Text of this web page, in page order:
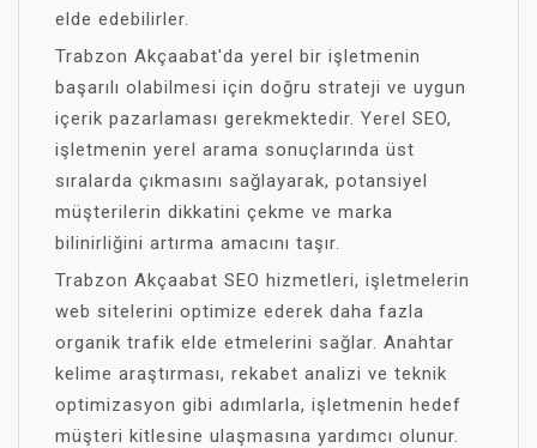
elde edebilirler.
Trabzon Akçaabat'da yerel bir işletmenin
başarılı olabilmesi için doğru strateji ve uygun
içerik pazarlaması gerekmektedir. Yerel SEO,
işletmenin yerel arama sonuçlarında üst
sıralarda çıkmasını sağlayarak, potansiyel
müşterilerin dikkatini çekme ve marka
bilinirliğini artırma amacını taşır.
Trabzon Akçaabat SEO hizmetleri, işletmelerin
web sitelerini optimize ederek daha fazla
organik trafik elde etmelerini sağlar. Anahtar
kelime araştırması, rekabet analizi ve teknik
optimizasyon gibi adımlarla, işletmenin hedef
müşteri kitlesine ulaşmasına yardımcı olunur.